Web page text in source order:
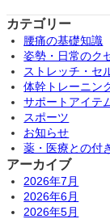
カテゴリー
腰痛の基礎知識
姿勢・日常のク
ストレッチ・セ
体幹トレーニン
サポートアイテ
スポーツ
お知らせ
薬・医療との付
アーカイブ
2026年7月
2026年6月
2026年5月